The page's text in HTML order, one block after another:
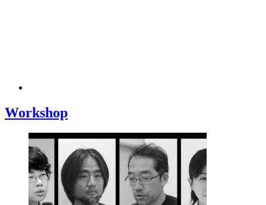
Workshop